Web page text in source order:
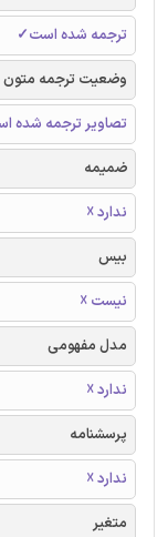
ترجمه شده است✓
وضعیت ترجمه متون
تصاویر ترجمه
ضمیمه
ندارد ☓
بیس
نیست ☓
مدل مفهومی
ندارد ☓
پرسشنامه
ندارد ☓
متغیر